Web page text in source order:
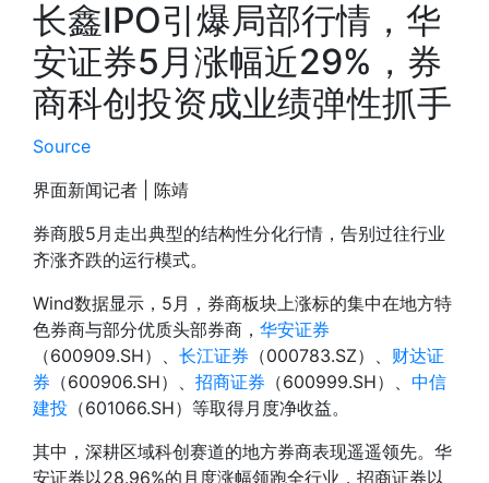
长鑫IPO引爆局部行情，华
安证券5月涨幅近29%，券
商科创投资成业绩弹性抓手
Source
界面新闻记者 | 陈靖
券商股5月走出典型的结构性分化行情，告别过往行业
齐涨齐跌的运行模式。
Wind数据显示，5月，券商板块上涨标的集中在地方特
色券商与部分优质头部券商， 华安证券
（600909.SH）、 长江证券 （000783.SZ）、 财达证
券 （600906.SH）、 招商证券 （600999.SH）、 中信
建投 （601066.SH）等取得月度净收益。
其中，深耕区域科创赛道的地方券商表现遥遥领先。华
安证券以28.96%的月度涨幅领跑全行业，招商证券以